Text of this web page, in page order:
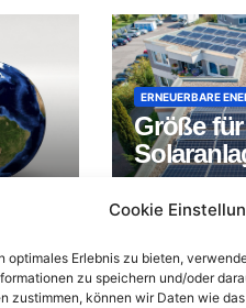
Cookie
optimales Erlebnis zu bieten,
zu speichern und/oder
zustimmen, können wir Daten wie
ERNEUERBARE
Größe